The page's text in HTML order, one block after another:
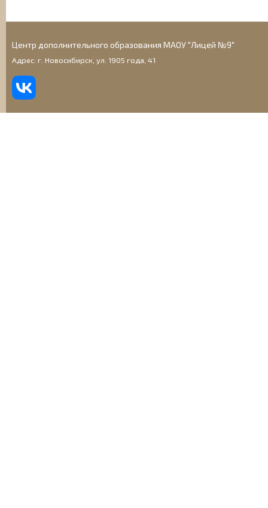
Центр дополнительного образования МАОУ "Лицей №9"
Адрес: г. Новосибирск, ул. 1905 года, 41